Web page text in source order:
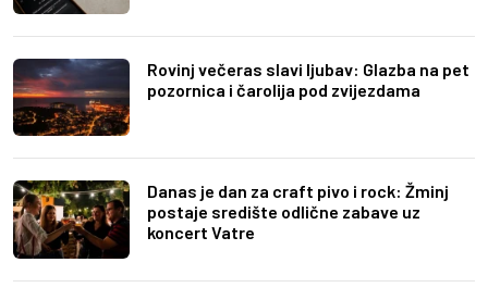
Rovinj večeras slavi ljubav: Glazba na pet
pozornica i čarolija pod zvijezdama
Danas je dan za craft pivo i rock: Žminj
postaje središte odlične zabave uz
koncert Vatre